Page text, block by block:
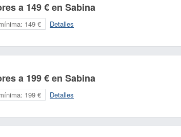
a 149 € en Sabina
149 € Detalles
a 199 € en Sabina
199 € Detalles